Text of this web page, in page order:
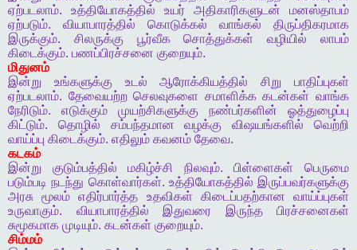
ஏற்படலாம். உத்தியோகத்தில் உயர் அதிகாரிகளுடன்
மனஸ்தாபம்
ஏற்படும். வியாபாரத்தில் கொடுக்கல் வாங்கல்
திருப்திகரமாக
இருக்கும். சிலருக்கு பூர்வீக சொத்துக்கள் வழியில்
லாபம்
கிடைக்கும். பணப்பிரச்சனை குறையும்.
மிதுனம்
இன்று
உங்களுக்கு உடல் ஆரோக்கியத்தில் சிறு
பாதிப்புகள்
ஏற்படலாம். தேவையற்ற செலவுகளை சமாளிக்க கடன்கள் வாங்க
நேரிடும். எடுக்கும் முயற்சிகளுக்கு நண்பர்களின்
ஓத்துழைப்பு
கிட்டும். தொழில் சம்பந்தமான வழக்கு விஷயங்களில்
வெற்றி
வாய்ப்பு கிடைக்கும். எதிலும் கவனம் தேவை.
கடகம்
இன்று
குடும்பத்தில் மகிழ்ச்சி நிலவும்.பிள்ளைகள்
பெருமை
படும்படி நடந்து கொள்வார்கள். உத்தியோகத்தில் இருப்பவர்களுக்கு
அரசு
மூலம் எதிர்பார்த்த உதவிகள் கிடைப்பதற்கான
வாய்ப்புகள்
உருவாகும். வியாபாரத்தில் இதுவரை இருந்த
பிரச்சனைகள்
சுமூகமாக முடியும். கடன்கள் குறையும்.
சிம்மம்